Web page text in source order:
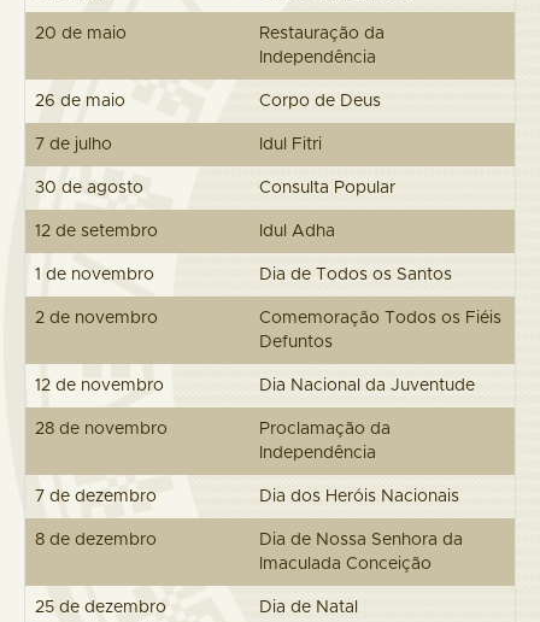
20 de maio
Restauração da
Independência
26 de maio Corpo de Deus
7 de julho Idul Fitri
30 de agosto Consulta Popular
12 de setembro Idul Adha
1 de novembro Dia de Todos os Santos
2 de novembro
Comemoração Todos os Fiéis
Defuntos
12 de novembro Dia Nacional da Juventude
28 de novembro
Proclamação da
Independência
7 de dezembro Dia dos Heróis Nacionais
8 de dezembro
Dia de Nossa Senhora da
Imaculada Conceição
25 de dezembro Dia de Natal